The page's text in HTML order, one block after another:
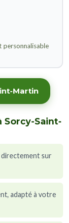
personnalisable
Martin
Sorcy-Saint-
sur
adapté à votre